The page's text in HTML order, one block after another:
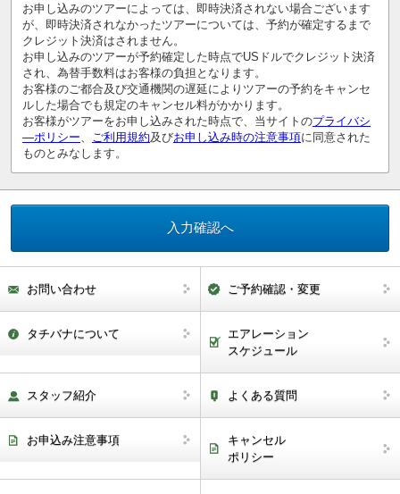
お申し込みのツアーによっては、即時決済されない場合ございます
が、即時決済されなかったツアーについては、予約が確定するまで
クレジット決済はされません。
お申し込みのツアーが予約確定した時点でUSドルでクレジット決済
され、為替手数料はお客様の負担となります。
お客様のご都合及び交通機関の遅延によりツアーの予約をキャンセ
ルした場合でも規定のキャンセル料がかかります。
お客様がツアーをお申し込みされた時点で、当サイトのプライバシ
―ポリシー
ご利用規約及びお申し込み時の注意事項に同意された
ものとみなします。
お問い合わせ ご予約確認・変更
タチバナについて
エアレーション
スケジュール
スタッフ紹介 よくある質問
お申込み注意事項
キャンセル
ポリシー